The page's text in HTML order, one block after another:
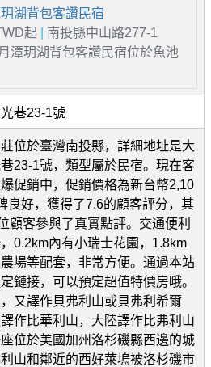
玥湖背包客讚民宿
起
南投縣中山路277-1
潭玥湖背包客讚民宿位於魚池
巷23-1號
位於臺灣南投縣，詳細地址是大
23-1號，類型屬於民宿。現在客
促銷中，促銷價格為新台幣2,10
良好，獲得了7.6的顧客評分，其
顧客參與了真實點評。交通便利
0.2km內有小瑞士花園，1.8km
場等配套，非常方便。通過本站
鏈接，可以預定超值特價房哦。
又譯作貝弗利山或貝弗利希爾
作比華利山，大陸譯作比弗利山
位於美國加州洛杉磯縣西邊的城
山和鄰近的西好萊塢被洛杉磯市